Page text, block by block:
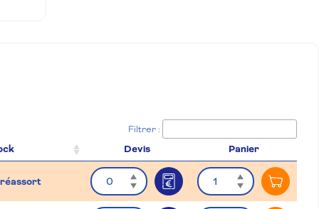
Filtrer :
Devis Panier
réassort
Quantité Quantité
Ajouter